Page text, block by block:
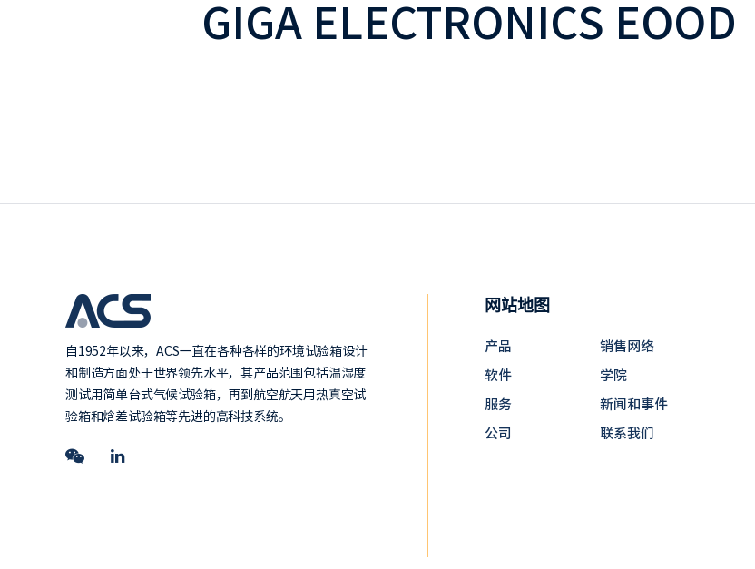
GIGA ELECTRONICS EOOD
自1952年以来，ACS一直在各种各样的环境试验箱设计
和制造方面处于世界领先水平，其产品范围包括温湿度
测试用简单台式气候试验箱，再到航空航天用热真空试
验箱和焓差试验箱等先进的高科技系统。
网站地图
产品
软件
服务
公司
销售网络
学院
新闻和事件
联系我们